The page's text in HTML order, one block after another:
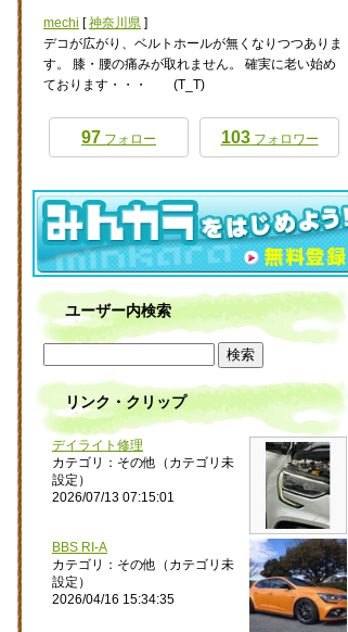
mechi [神奈川県 ]
デコが広がり、ベルトホールが無くなりつつありま
す。 膝・腰の痛みが取れません。 確実に老い始め
ております・・・ (T_T)
97 フォロー 103フォロワー
ユーザー内検索
リンク・クリップ
デイライト修理
カテゴリ：その他（カテゴリ未
設定）
2026/07/13 07:15:01
BBS RI-A
カテゴリ：その他（カテゴリ未
設定）
2026/04/16 15:34:35